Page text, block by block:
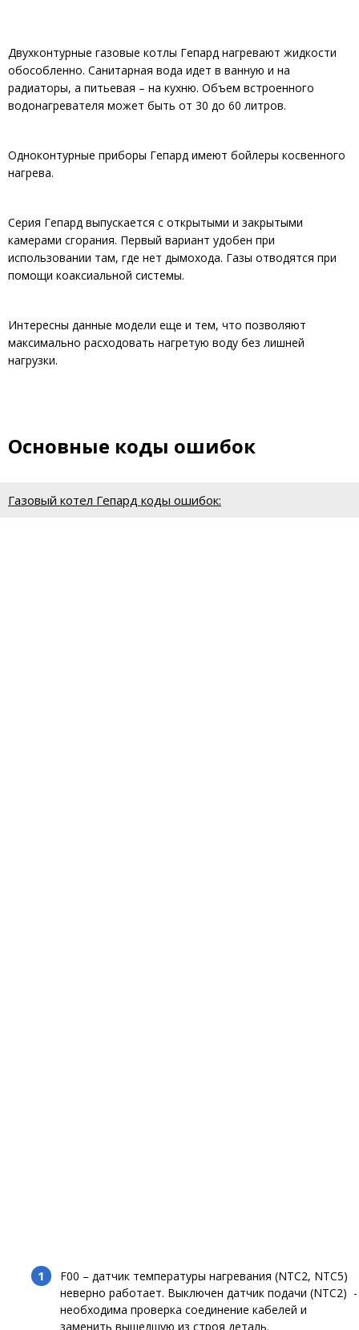
Двухконтурные газовые котлы Гепард нагревают жидкости
обособленно. Санитарная вода идет в ванную и на
радиаторы, а питьевая – на кухню. Объем встроенного
водонагревателя может быть от 30 до 60 литров.
Одноконтурные приборы Гепард имеют бойлеры косвенного
нагрева.
Серия Гепард выпускается с открытыми и закрытыми
камерами сгорания. Первый вариант удобен при
использовании там, где нет дымохода. Газы отводятся при
помощи коаксиальной системы.
Интересны данные модели еще и тем, что позволяют
максимально расходовать нагретую воду без лишней
нагрузки.
Основные коды ошибок
Газовый котел Гепард коды ошибок:
F00 – датчик температуры нагревания (NTC2, NTC5)
неверно работает. Выключен датчик подачи (NTC2) -
необходима проверка соединение кабелей и
заменить вышедшую из строя деталь.